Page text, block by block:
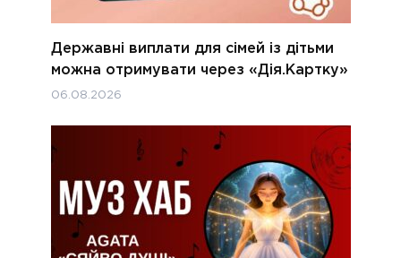
Державні виплати для сімей із дітьми
можна отримувати через «Дія.Картку»
06.08.2026